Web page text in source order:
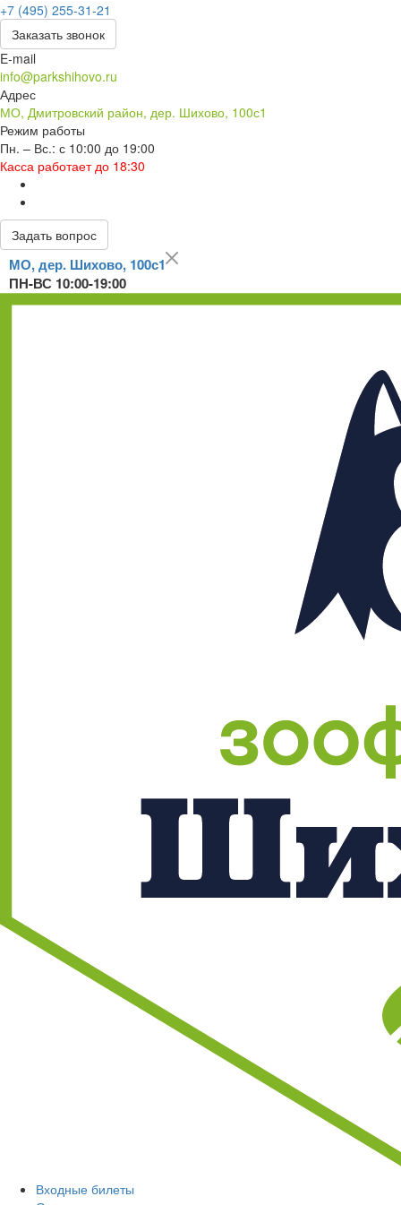
+7 (495) 255-31-21
Заказать звонок
E-mail
info@parkshihovo.ru
Адрес
МО, Дмитровский район, дер. Шихово, 100с1
Режим работы
Пн. – Вс.: с 10:00 до 19:00
Касса работает до 18:30
Задать вопрос
МО, дер. Шихово, 100с1
ПН-ВС 10:00-19:00
Входные билеты